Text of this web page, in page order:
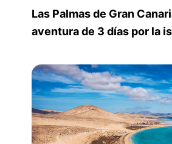
Las Palmas de Gran
aventura de 3 días por la